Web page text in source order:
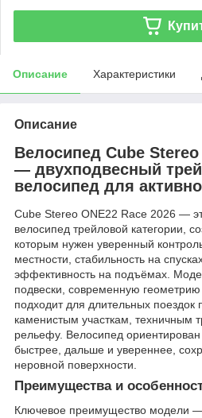
Описание Характеристики
Описание
Велосипед Cube Stereo
— двухподвесный
велосипед для
Cube Stereo ONE22 Race 2026 —
велосипед трейловой категории,
которым нужен уверенный
местности, стабильность на
эффективность на подъёмах.
подвески, современную
подходит для длительных
каменистым участкам, техничным
рельефу. Велосипед ориентирован
быстрее, дальше и увереннее,
неровной поверхности.
Преимущества и
Ключевое преимущество модели